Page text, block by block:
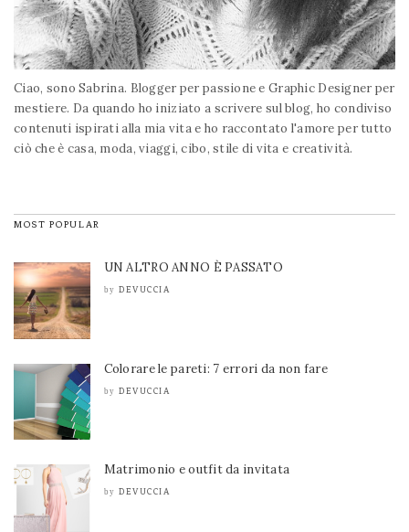
Ciao, sono Sabrina. Blogger per passione e Graphic Designer per
mestiere. Da quando ho iniziato a scrivere sul blog, ho condiviso
contenuti ispirati alla mia vita e ho raccontato l'amore per tutto
ciò che è casa, moda, viaggi, cibo, stile di vita e creatività.
MOST POPULAR
UN ALTRO ANNO È PASSATO
by DEVUCCIA
Colorare le pareti: 7 errori da non fare
by DEVUCCIA
Matrimonio e outfit da invitata
by DEVUCCIA